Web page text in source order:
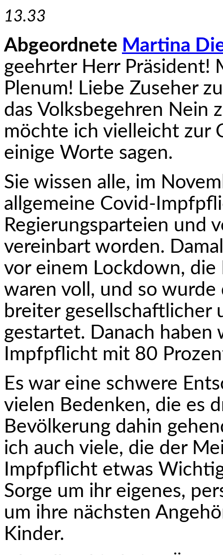
13.33
Abgeordnete Martina
geehrter Herr Präsident!
Plenum! Liebe Zuseher
das Volksbegehren Nein
möchte ich vielleicht zur
einige Worte sagen.
Sie wissen alle, im
allgemeine Covid-
Regierungsparteien und
vereinbart worden.
vor einem Lockdown,
waren voll, und so
breiter gesellschaftlicher
gestartet. Danach haben
Impfpflicht mit 80
Es war eine schwere
vielen Bedenken, die es
Bevölkerung dahin
ich auch viele, die der
Impfpflicht etwas
Sorge um ihr eigenes,
um ihre nächsten
Kinder.